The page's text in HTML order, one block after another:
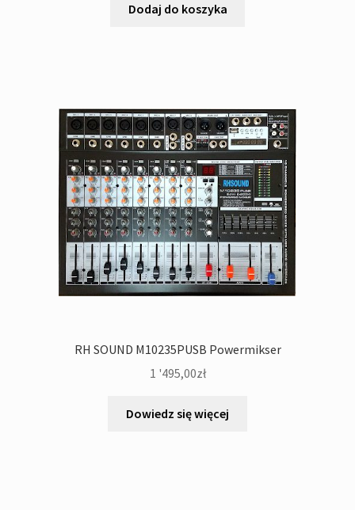
Dodaj do koszyka
RH SOUND M10235PUSB Powermikser
1 '495,00zł
Dowiedz się więcej